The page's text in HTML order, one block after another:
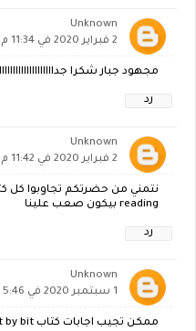
Unknown
2 فبراير 2020 في 11:34 م
مجهود جبار شكرا
رد
Unknown
2 فبراير 2020 في 11:42 م
reading بيكون صعب علينا
رد
Unknown
1 سبتمبر 2020 في 5:46 ص